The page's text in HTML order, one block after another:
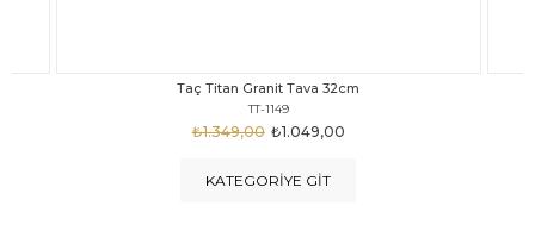
Taç Titan Granit Tava 30cm
TT-1148
₺999,00
₺1.875,00
KATEGORIYE GIT